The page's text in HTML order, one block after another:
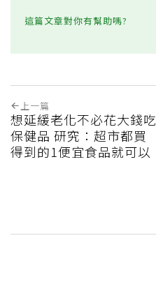
這篇文章對你有幫助嗎?
上一篇
想延緩老化不必花大錢吃
保健品 研究：超市都買
得到的1便宜食品就可以